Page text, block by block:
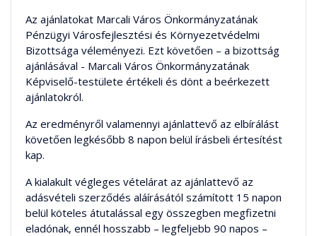
Az ajánlatokat Marcali Város Önkormányzatának
Pénzügyi Városfejlesztési és Környezetvédelmi
Bizottsága véleményezi. Ezt követően – a bizottság
ajánlásával - Marcali Város Önkormányzatának
Képviselő-testülete értékeli és dönt a beérkezett
ajánlatokról.
Az eredményről valamennyi ajánlattevő az elbírálást
követően legkésőbb 8 napon belül írásbeli értesítést
kap.
A kialakult végleges vételárat az ajánlattevő az
adásvételi szerződés aláírásától számított 15 napon
belül köteles átutalással egy összegben megfizetni
eladónak, ennél hosszabb – legfeljebb 90 napos –